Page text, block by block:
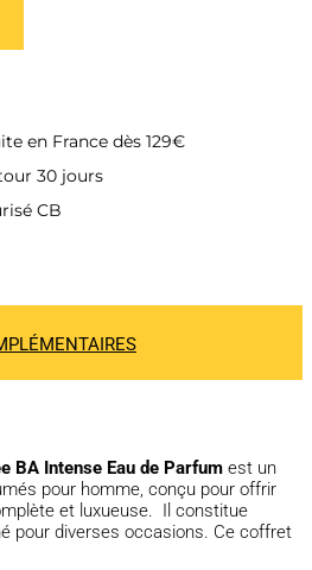
en France dès 129€
30 jours
CB
BA Intense Eau de Parfum est un
pour homme, conçu pour offrir
et luxueuse. Il constitue
pour diverses occasions. Ce coffret